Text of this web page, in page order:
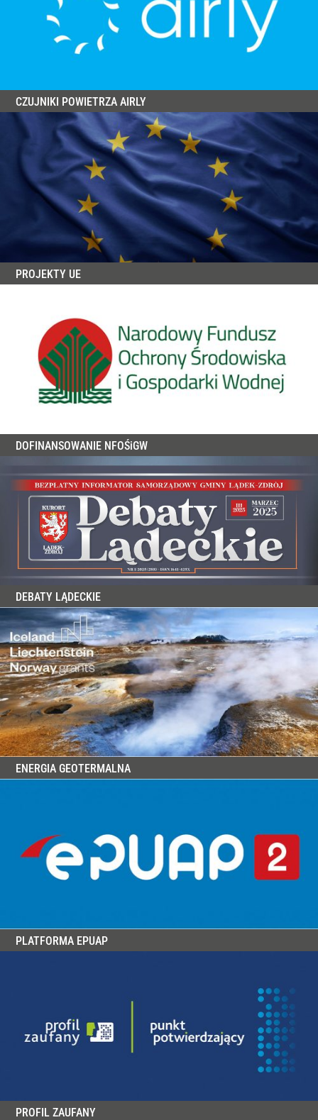
CZUJNIKI POWIETRZA AIRLY
PROJEKTY UE
DOFINANSOWANIE NFOŚiGW
DEBATY LĄDECKIE
ENERGIA GEOTERMALNA
PLATFORMA EPUAP
PROFIL ZAUFANY